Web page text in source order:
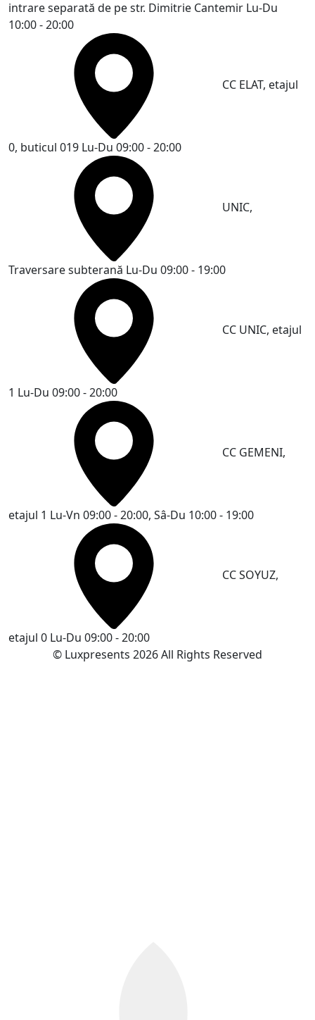
intrare separată de pe str. Dimitrie Cantemir Lu-Du
10:00 - 20:00
CC ELAT, etajul
0, buticul 019 Lu-Du 09:00 - 20:00
UNIC,
Traversare subterană Lu-Du 09:00 - 19:00
CC UNIC, etajul
1 Lu-Du 09:00 - 20:00
CC GEMENI,
etajul 1 Lu-Vn 09:00 - 20:00, Sâ-Du 10:00 - 19:00
CC SOYUZ,
etajul 0 Lu-Du 09:00 - 20:00
© Luxpresents 2026 All Rights Reserved